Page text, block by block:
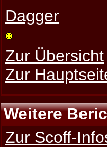
Dagger
Zur Übersicht
Zur
Weitere
Zur Scoff-